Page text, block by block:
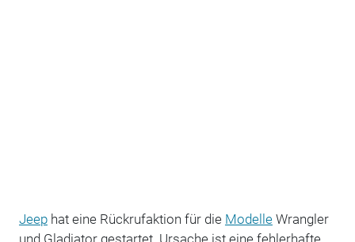
Jeephat eine Rückrufaktion für die ModelleWrangler
und Gladiator gestartet. Ursache ist eine fehlerhafte